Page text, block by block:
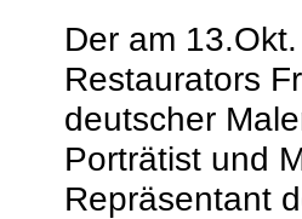
Der am
Restaurators
deutscher
Porträtist und
Repräsentant